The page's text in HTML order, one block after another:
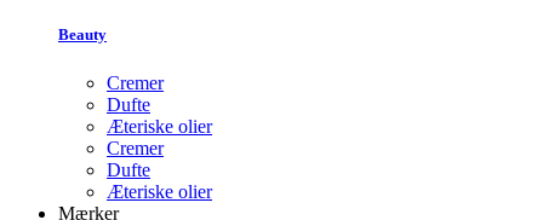
Beauty
Cremer
Dufte
Æteriske olier
Cremer
Dufte
Æteriske olier
Mærker